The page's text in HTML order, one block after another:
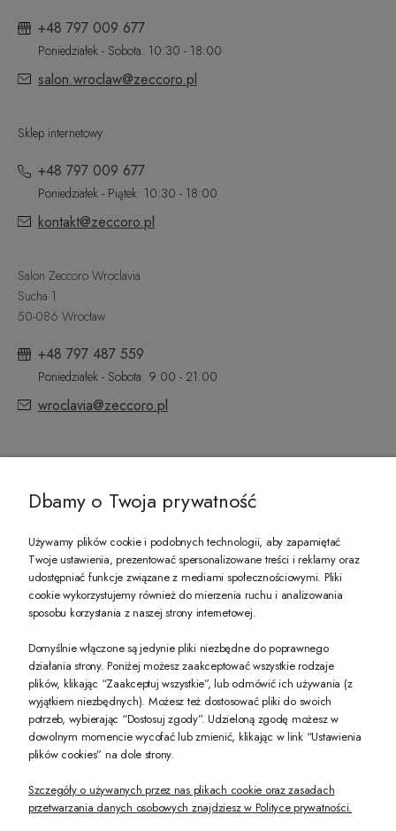
+48 797 009 677
Poniedziałek - Sobota: 10:30 - 18:00
salon.wroclaw@zeccoro.pl
Sklep internetowy
+48 797 009 677
Poniedziałek - Piątek: 10:30 - 18:00
kontakt@zeccoro.pl
Salon Zeccoro Wroclavia
Sucha 1
50-086 Wrocław
+48 797 487 559
Poniedziałek - Sobota: 9:00 - 21:00
wroclavia@zeccoro.pl
PREZENT DLA CIEBIE!
-10% na pierwsze zakupy na zeccoro.pl Gdy zapiszesz się do naszego
Twoje dane będą przetwarzane zgodnie z nasząpolityką prywatności
POKAŻ PEŁNĄ WERSJĘ STRONY
Dbamy o Twoja prywatność
Używamy plików cookie i podobnych technologii, aby zapamiętać
Twoje ustawienia, prezentować spersonalizowane treści i reklamy oraz
udostępniać funkcje związane z mediami społecznościowymi. Pliki
cookie wykorzystujemy również do mierzenia ruchu i analizowania
sposobu korzystania z naszej strony internetowej.
Domyślnie włączone są jedynie pliki niezbędne do poprawnego
działania strony. Poniżej możesz zaakceptować wszystkie rodzaje
plików, klikając “Zaakceptuj wszystkie”, lub odmówić ich używania (z
wyjątkiem niezbędnych). Możesz też dostosować pliki do swoich
potrzeb, wybierając “Dostosuj zgody”. Udzieloną zgodę możesz w
dowolnym momencie wycofać lub zmienić, klikając w link “Ustawienia
plików cookies” na dole strony.
Szczegóły o używanych przez nas plikach cookie oraz zasadach
przetwarzania danych osobowych znajdziesz w Polityce prywatności.